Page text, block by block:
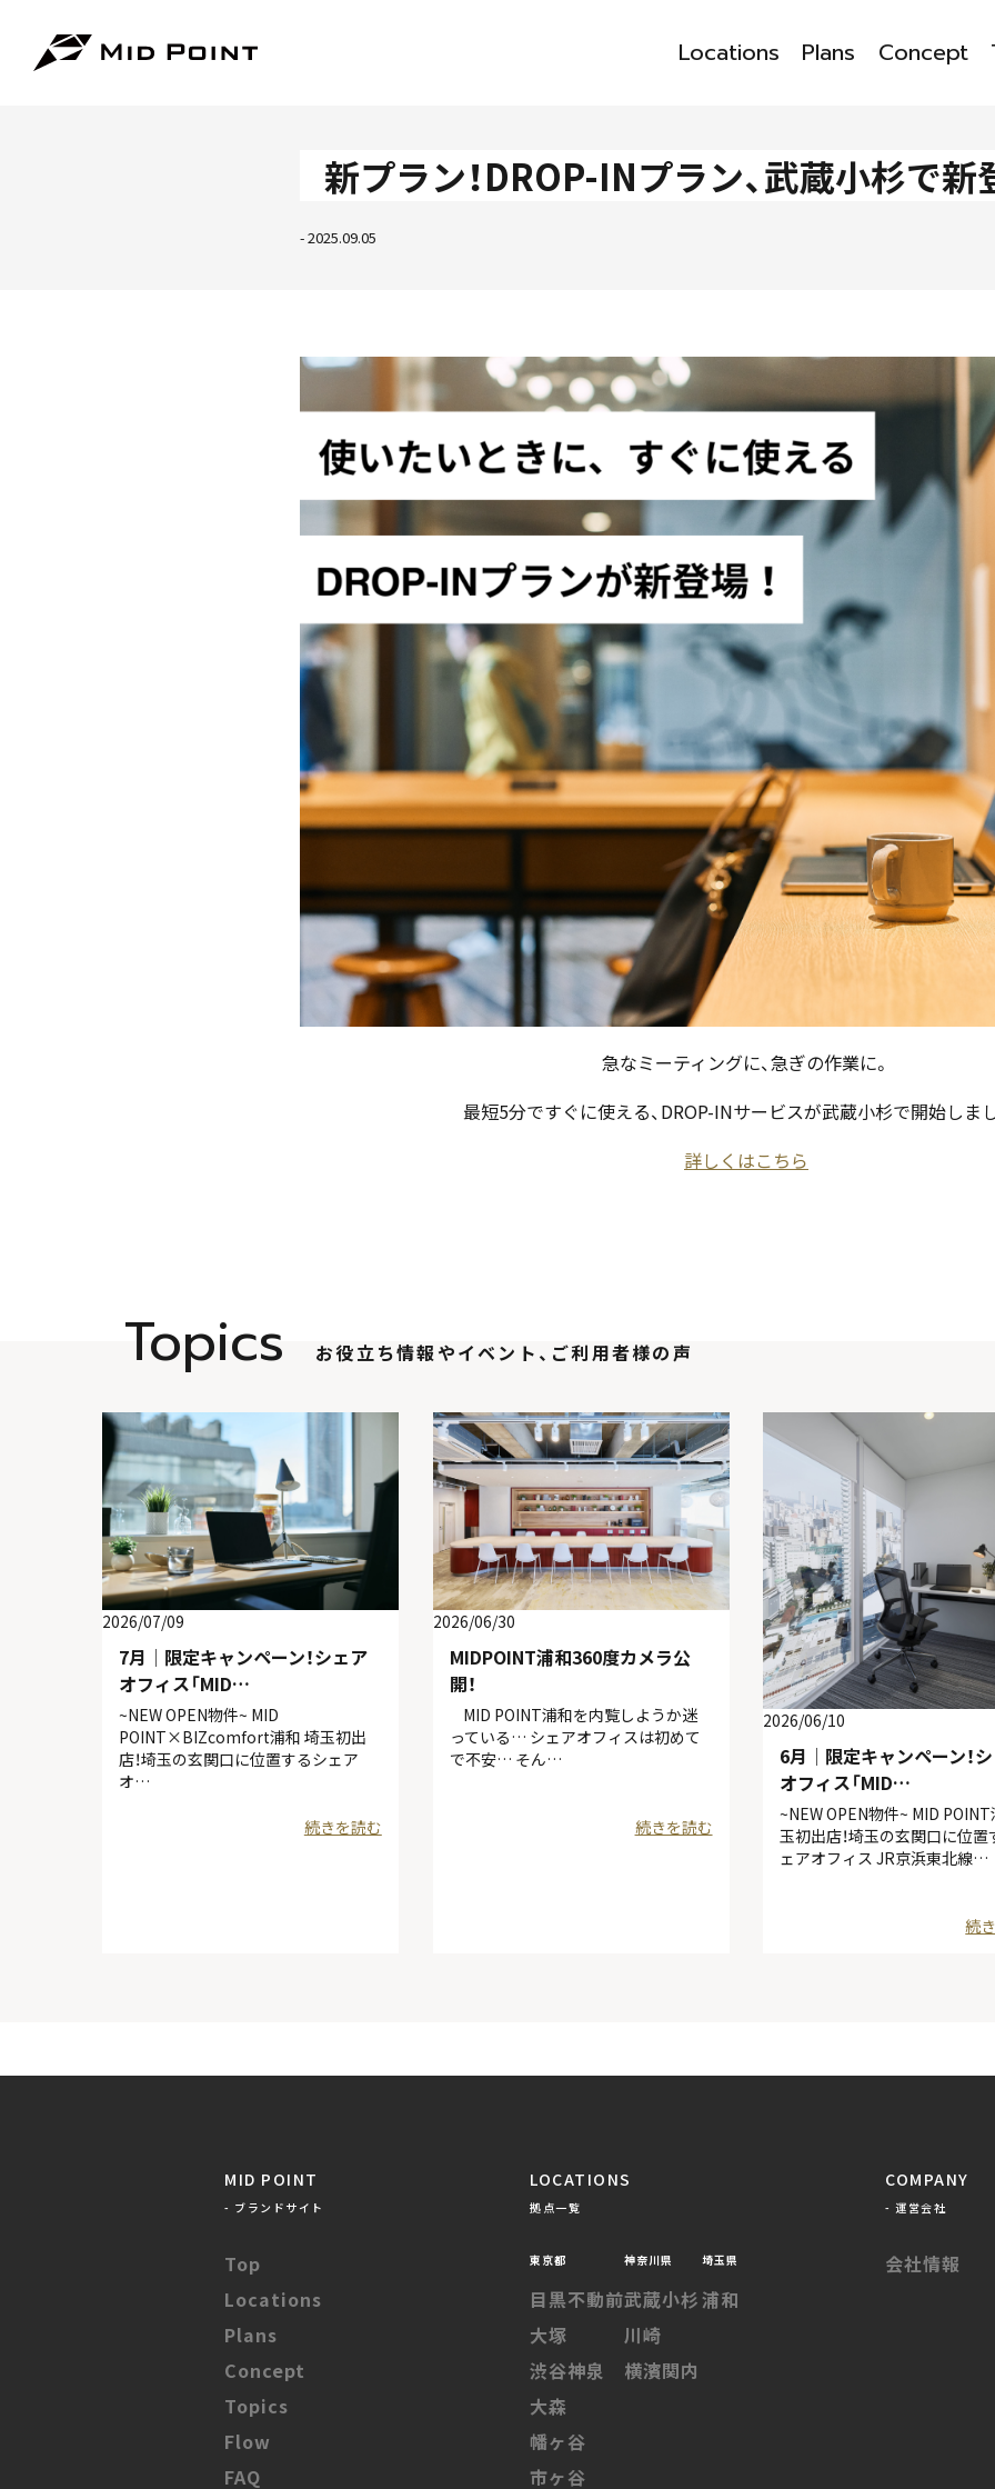
Locations Plans Concept
新プラン！DROP-INプラン、武蔵小杉で新
- 2025.09.05
急なミーティングに、急ぎの作業に。
最短5分ですぐに使える、DROP-INサービスが武蔵小杉で開始しま
詳しくはこちら
Topics お役立ち情報やイベント、ご利用者様の声
2026/07/09
7月│限定キャンペーン！シェア
オフィス「MID…
~NEW OPEN物件~ MID
POINT×BIZcomfort浦和 埼玉初出
店！埼玉の玄関口に位置するシェア
オ…
続きを読む
2026/06/30
MIDPOINT浦和360度カメラ公
開！
MID POINT浦和を内覧しようか迷
っている… シェアオフィスは初めて
で不安… そん…
続きを読む
2026/06/10
6月│限定キャンペーン！
オフィス「MID…
~NEW OPEN物件~ MID
玉初出店！埼玉の玄関口に位置
ェアオフィス JR京浜東北線…
続
MID POINT
- ブランドサイト
Top
Locations
Plans
Concept
Topics
Flow
FAQ
LOCATIONS
拠点一覧
東京都
目黒不動前
大塚
渋谷神泉
大森
幡ヶ谷
市ヶ谷
神奈川県
武蔵小杉
川崎
横濱関内
埼玉県
浦和
COMPANY
- 運営会社
会社情報